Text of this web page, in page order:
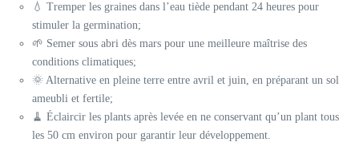
💧 Tremper les graines dans l’eau tiède pendant 24 heures pour
stimuler la germination;
🌱 Semer sous abri dès mars pour une meilleure maîtrise des
conditions climatiques;
🌞 Alternative en pleine terre entre avril et juin, en préparant un sol
ameubli et fertile;
🧹 Éclaircir les plants après levée en ne conservant qu’un plant tous
les 50 cm environ pour garantir leur développement.